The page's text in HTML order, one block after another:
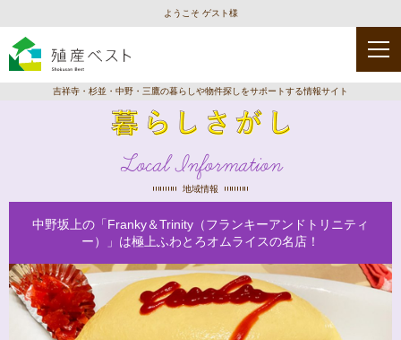
ようこそ ゲスト様
吉祥寺・杉並・中野・三鷹の暮らしや物件探しをサポートする情報サイト
Local Information
地域情報
中野坂上の「Franky＆Trinity（フランキーアンドトリニティ
ー）」は極上ふわとろオムライスの名店！